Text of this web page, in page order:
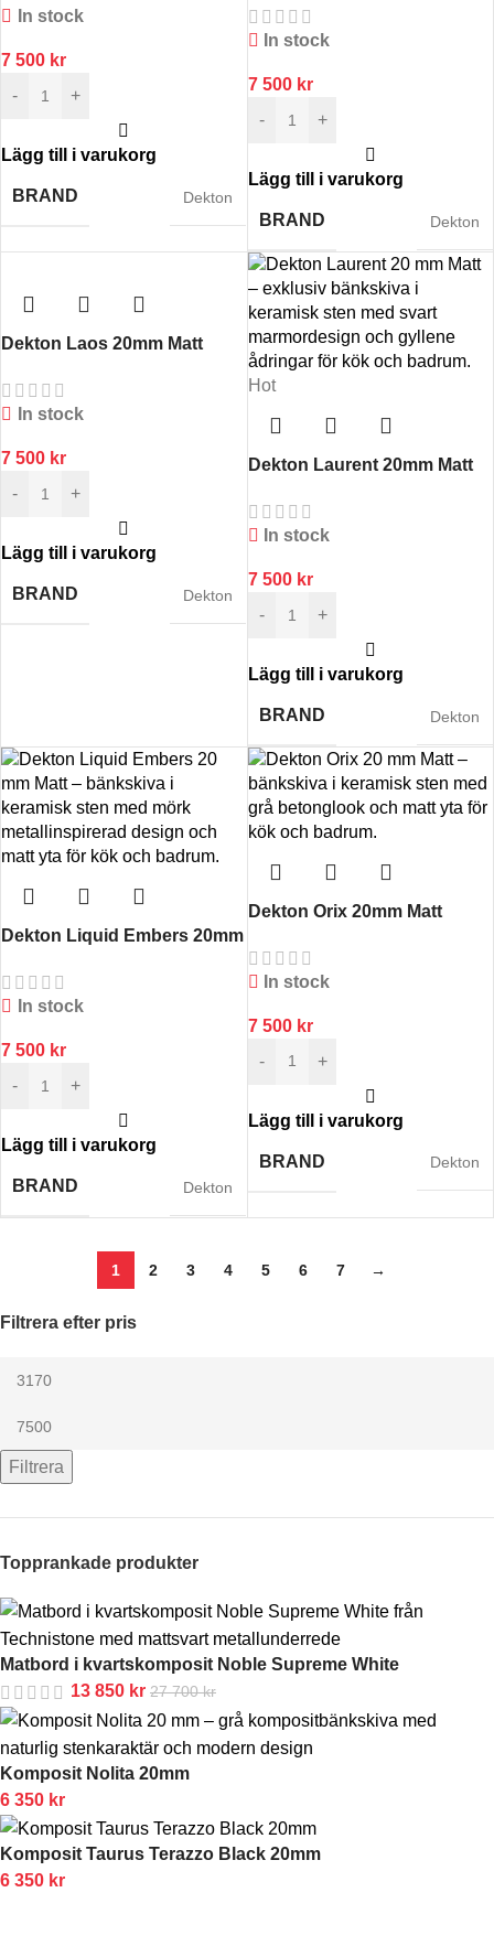
Filtrera efter pris
Filtrera
Topprankade produkter
Matbord i kvartskomposit Noble Supreme White
13 850 kr 27 700kr
Komposit Nolita 20mm
6 350 kr
Komposit Taurus Terazzo Black 20mm
6 350 kr
In stock
7 500 kr
-
+
Lägg till i varukorg
BRAND Dekton
In stock
7 500 kr
-
+
Lägg till i varukorg
BRAND Dekton
Dekton Laos 20mm Matt
In stock
7 500 kr
-
+
Lägg till i varukorg
BRAND Dekton
Hot
Dekton Laurent 20mm Matt
In stock
7 500 kr
-
+
Lägg till i varukorg
BRAND Dekton
Dekton Liquid Embers 20mm
In stock
7 500 kr
-
+
Lägg till i varukorg
BRAND Dekton
Dekton Orix 20mm Matt
In stock
7 500 kr
-
+
Lägg till i varukorg
BRAND Dekton
1 2 3 4 5 6 7 →